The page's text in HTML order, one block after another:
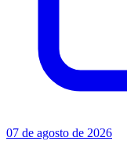
07 de agosto de 2026